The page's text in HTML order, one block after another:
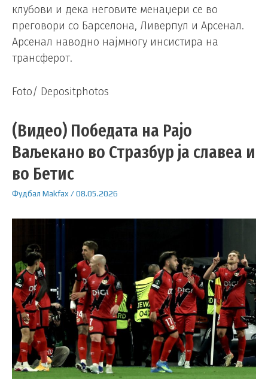
клубови и дека неговите менаџери се во
преговори со Барселона, Ливерпул и Арсенал.
Арсенал наводно најмногу инсистира на
трансферот.
Foto/ Depositphotos
(Видео) Победата на Рајо
Ваљекано во Стразбур ја славеа и
во Бетис
Фудбал Makfax /08.05.2026